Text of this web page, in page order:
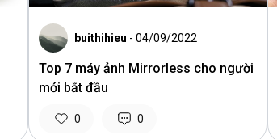
buithihieu - 04/09/2022
Top 7 máy ảnh Mirrorless cho người
mới bắt đầu
0 0